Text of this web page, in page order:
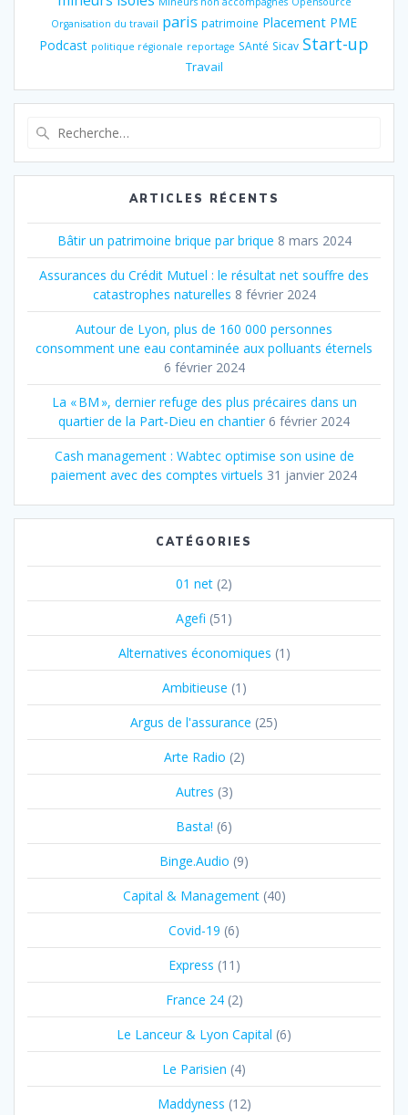
Organisation du travail paris patrimoine Placement PME
Podcast politique régionale reportage SAnté Sicav Start-up
Travail
:
ARTICLES RÉCENTS
Bâtir un patrimoine brique par brique 8 mars 2024
Assurances du Crédit Mutuel : le résultat net souffre des
catastrophes naturelles 8 février 2024
Autour de Lyon, plus de 160 000 personnes
consomment une eau contaminée aux polluants éternels
6 février 2024
La « BM », dernier refuge des plus précaires dans un
quartier de la Part‐Dieu en chantier 6 février 2024
Cash management : Wabtec optimise son usine de
paiement avec des comptes virtuels 31 janvier 2024
CATÉGORIES
01 net (2)
Agefi (51)
Alternatives économiques (1)
Ambitieuse (1)
Argus de l'assurance (25)
Arte Radio (2)
Autres (3)
Basta! (6)
Binge.Audio (9)
Capital & Management(40)
Covid-19 (6)
Express (11)
France 24(2)
Le Lanceur & Lyon Capital (6)
Le Parisien (4)
Maddyness (12)